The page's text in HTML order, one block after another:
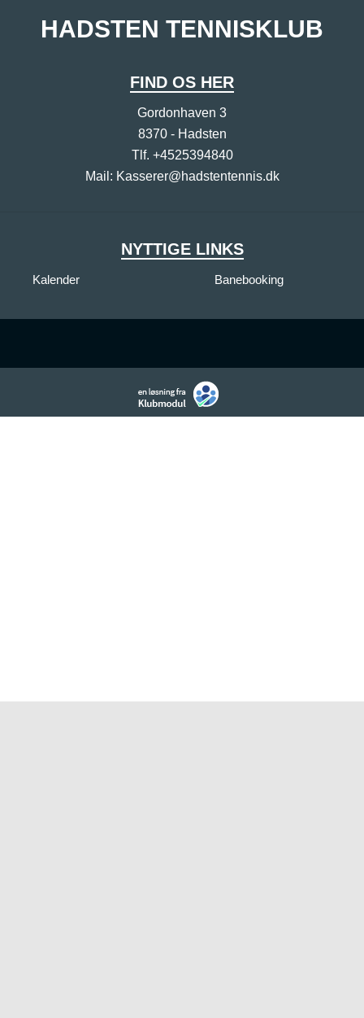
HADSTEN TENNISKLUB
FIND OS HER
Gordonhaven 3
8370 - Hadsten
Tlf. +4525394840
Mail: Kasserer@hadstentennis.dk
NYTTIGE LINKS
Kalender Banebooking